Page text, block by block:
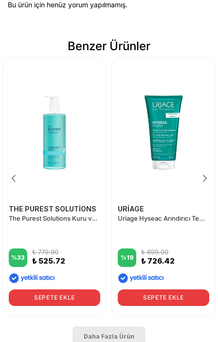
Bu ürün için henüz yorum yapılmamış.
Benzer Ürünler
THE PUREST SOLUTİONS
The Purest Solutions Kuru ve Karma Ciltler İçin Hyalüronik Asit Yüz Temizleme Jeli 400 ml
%33
₺ 779.90
₺ 525.72
SEPETE EKLE
URİAGE
Uriage Hyseac Arındırıcı Temizleyici Jel 150 ml
%19
₺ 899.00
₺ 726.42
SEPETE EKLE
Daha Fazla Ürün